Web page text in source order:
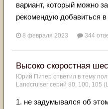
вариант, который можно
рекомендую добавиться
8 февраля 2023 344
Высоко скоростная
Юрий Питер ответил в тему
Landcruiser серий 80, 100, 105
1. не задумывался об